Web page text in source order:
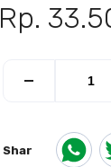
Rp.
Shar